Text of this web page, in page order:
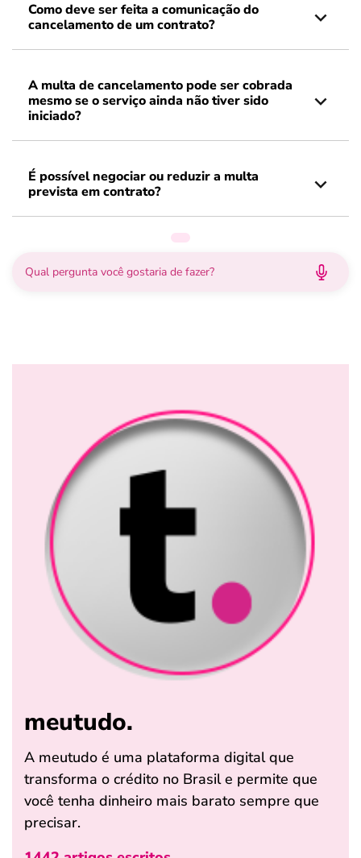
Como deve ser feita a comunicação do
cancelamento de um contrato?
A multa de cancelamento pode ser cobrada
mesmo se o serviço ainda não tiver sido
iniciado?
É possível negociar ou reduzir a multa
prevista em contrato?
meutudo.
A meutudo é uma plataforma digital que
transforma o crédito no Brasil e permite que
você tenha dinheiro mais barato sempre que
precisar.